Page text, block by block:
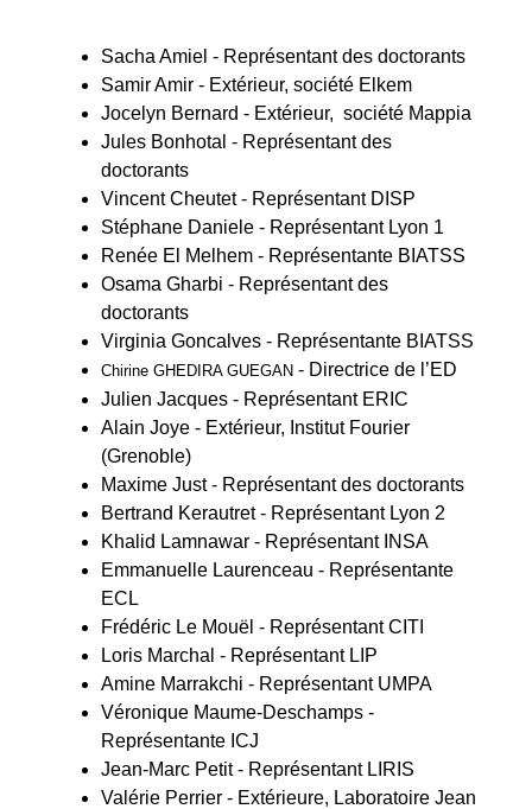
Sacha Amiel - Représentant des doctorants
Samir Amir - Extérieur, société Elkem
Jocelyn Bernard - Extérieur, société Mappia
Jules Bonhotal - Représentant des
doctorants
Vincent Cheutet- Représentant DISP
Stéphane Daniele - Représentant Lyon 1
Renée El Melhem - Représentante BIATSS
Osama Gharbi - Représentant des
doctorants
Virginia Goncalves- Représentante BIATSS
Chirine GHEDIRA GUEGAN - Directrice de l’ED
Julien Jacques- Représentant ERIC
Alain Joye - Extérieur, Institut Fourier
(Grenoble)
Maxime Just - Représentant des doctorants
Bertrand Kerautret- Représentant Lyon 2
Khalid Lamnawar - Représentant INSA
Emmanuelle Laurenceau - Représentante
ECL
Frédéric Le Mouël - Représentant CITI
Loris Marchal - Représentant LIP
Amine Marrakchi - Représentant UMPA
Véronique Maume-Deschamps -
Représentante ICJ
Jean-Marc Petit- Représentant LIRIS
Valérie Perrier - Extérieure, Laboratoire Jean